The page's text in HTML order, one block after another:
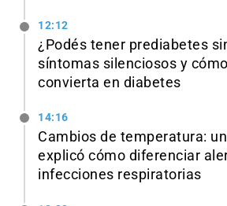
12:12
¿Podés tener prediabetes
síntomas silenciosos y
convierta en diabetes
14:16
Cambios de temperatura:
explicó cómo diferenciar
infecciones respiratorias